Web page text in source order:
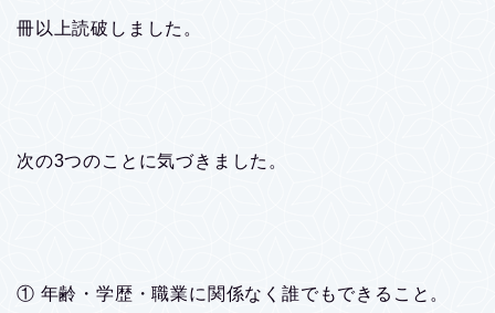
冊以上読破しました。
次の3つのことに気づきました。
① 年齢・学歴・職業に関係なく誰でもできること。